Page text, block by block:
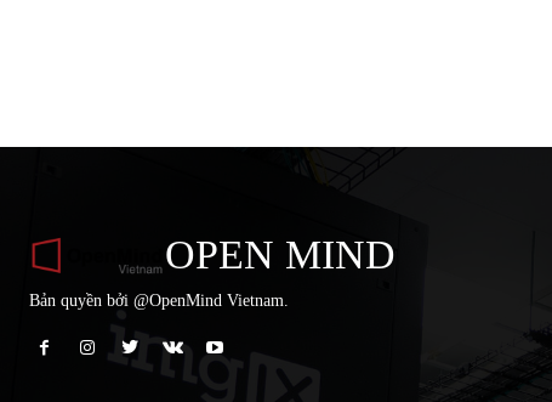
OPEN MIND
Bản quyền bởi @OpenMind Vietnam.